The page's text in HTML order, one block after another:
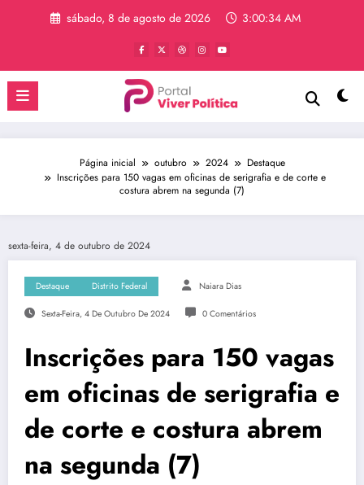
sábado, 8 de agosto de 2026 3:00:34 AM
Página inicial outubro 2024
Destaque
Inscrições para 150 vagas em oficinas de serigrafia e de corte e
costura abrem na segunda (7)
sexta-feira, 4 de outubro de 2024
Destaque Distrito Federal Naiara Dias
Sexta-Feira, 4 De Outubro De 2024 0 Comentários
Inscrições para 150 vagas
em oficinas de serigrafia e
de corte e costura abrem
na segunda (7)